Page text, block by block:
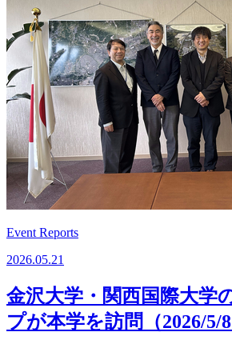
Event Reports
2026.05.21
金沢大学・関西国際大学
プが本学を訪問（2026/5/8